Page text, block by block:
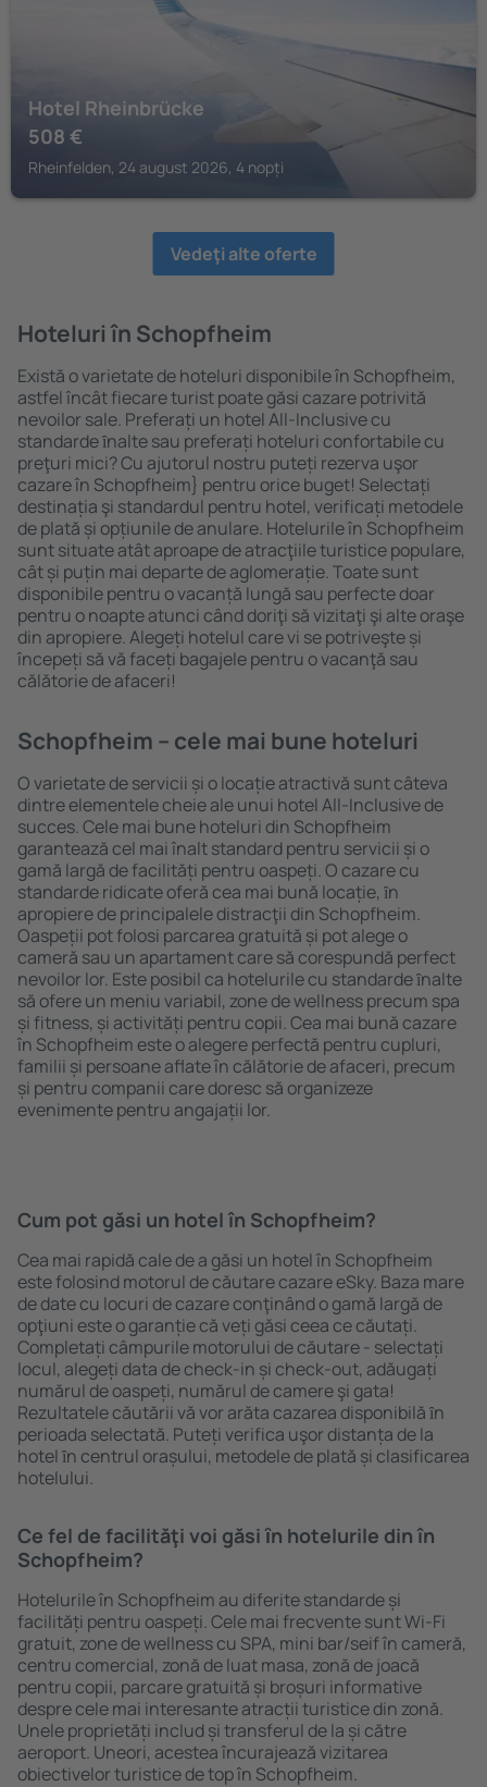
Hotel Rheinbrücke
508 €
Rheinfelden, 24 august 2026, 4 nopți
Vedeţi alte oferte
Hoteluri în Schopfheim
Există o varietate de hoteluri disponibile în Schopfheim,
astfel încât fiecare turist poate găsi cazare potrivită
nevoilor sale. Preferați un hotel All-Inclusive cu
standarde ȋnalte sau preferați hoteluri confortabile cu
preţuri mici? Cu ajutorul nostru puteți rezerva uşor
cazare în Schopfheim} pentru orice buget! Selectați
destinația şi standardul pentru hotel, verificați metodele
de plată și opțiunile de anulare. Hotelurile în Schopfheim
sunt situate atât aproape de atracţiile turistice populare,
cât și puțin mai departe de aglomerație. Toate sunt
disponibile pentru o vacanță lungă sau perfecte doar
pentru o noapte atunci când doriţi să vizitaţi şi alte oraşe
din apropiere. Alegeți hotelul care vi se potriveşte și
începeți să vă faceți bagajele pentru o vacanţă sau
călătorie de afaceri!
Schopfheim – cele mai bune hoteluri
O varietate de servicii și o locație atractivă sunt câteva
dintre elementele cheie ale unui hotel All-Inclusive de
succes. Cele mai bune hoteluri din Schopfheim
garantează cel mai înalt standard pentru servicii și o
gamă largă de facilități pentru oaspeți. O cazare cu
standarde ridicate oferă cea mai bună locație, ȋn
apropiere de principalele distracţii din Schopfheim.
Oaspeții pot folosi parcarea gratuită și pot alege o
cameră sau un apartament care să corespundă perfect
nevoilor lor. Este posibil ca hotelurile cu standarde ȋnalte
să ofere un meniu variabil, zone de wellness precum spa
și fitness, și activități pentru copii. Cea mai bună cazare
în Schopfheim este o alegere perfectă pentru cupluri,
familii și persoane aflate în călătorie de afaceri, precum
și pentru companii care doresc să organizeze
evenimente pentru angajații lor.
Cum pot găsi un hotel în Schopfheim?
Cea mai rapidă cale de a găsi un hotel în Schopfheim
este folosind motorul de căutare cazare eSky. Baza mare
de date cu locuri de cazare conţinând o gamă largă de
opţiuni este o garanție că veți găsi ceea ce căutați.
Completați câmpurile motorului de căutare - selectați
locul, alegeți data de check-in și check-out, adăugați
numărul de oaspeți, numărul de camere şi gata!
Rezultatele căutării vă vor arăta cazarea disponibilă ȋn
perioada selectată. Puteți verifica uşor distanța de la
hotel ȋn centrul orașului, metodele de plată și clasificarea
hotelului.
Ce fel de facilităţi voi găsi ȋn hotelurile din în
Schopfheim?
Hotelurile în Schopfheim au diferite standarde și
facilități pentru oaspeți. Cele mai frecvente sunt Wi-Fi
gratuit, zone de wellness cu SPA, mini bar/seif în cameră,
centru comercial, zonă de luat masa, zonă de joacă
pentru copii, parcare gratuită și broșuri informative
despre cele mai interesante atracții turistice din zonă.
Unele proprietăți includ și transferul de la și către
aeroport. Uneori, acestea încurajează vizitarea
obiectivelor turistice de top în Schopfheim.